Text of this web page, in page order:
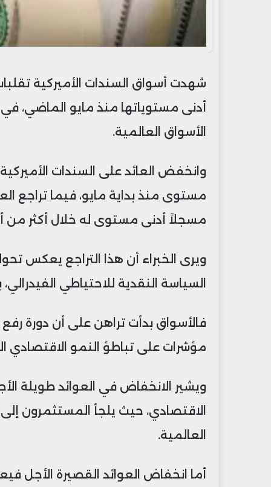
شهدت أسواق السندات الأميركية
أدنى مستوياتها منذ مايو الماضي،
الأسواق العالمية.
مسجلاً أدنى مستوى له خلال أكثر من
ويرى الخبراء أن هذا التراجع يعكس
السياسة النقدية للاحتياطي
فالأسواق بدأت تراهن على أن دورة
مؤشرات على تباطؤ النمو الاقتصادي
ويشير الانخفاض في العوائد طويلة
الاقتصادي، حيث يلجأ المستثمرون
العالمية.
أما انخفاض العوائد القصيرة الأجل